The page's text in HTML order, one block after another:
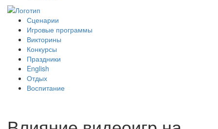
Сценарии
Игровые программы
Викторины
Конкурсы
Праздники
English
Отдых
Воспитание